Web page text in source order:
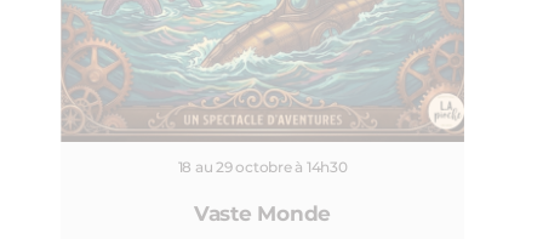
18 au 29 octobre à 14h30
Vaste Monde